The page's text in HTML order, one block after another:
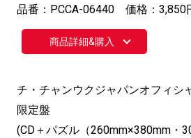
品番：PCCA-06440 価格：3,850
商品詳細&購入
チ・チャンウクジャパンオフィシ
限定盤
(CD＋パズル（260mm×380mm・